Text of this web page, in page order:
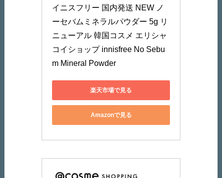
イニスフリー 国内発送 NEW ノ
ーセバムミネラルパウダー 5g リ
ニューアル 韓国コスメ エリシャ
コイショップ innisfree No Sebu
m Mineral Powder
楽天市場で見る
Amazonで見る